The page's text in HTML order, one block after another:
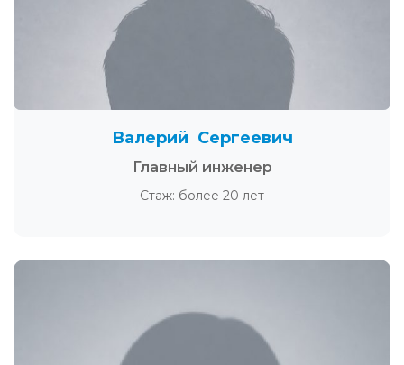
Валерий Сергеевич
Главный инженер
Стаж: более 20 лет